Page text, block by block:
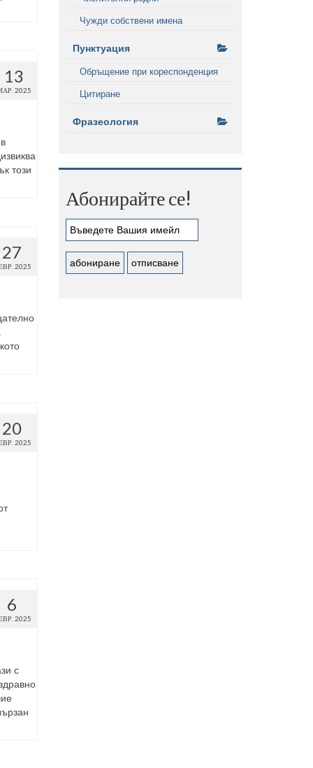
13
2025
този
27
2025
20
2025
6
2025
с
Чужди собствени имена
Пунктуация
Обръщение при кореспонденция
Цитиране
Фразеология
Абонирайте се!